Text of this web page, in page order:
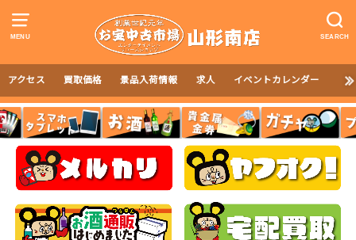
MENU SEARCH
アクセス 買取価格 景品入荷情報 求人 イベントカレンダー